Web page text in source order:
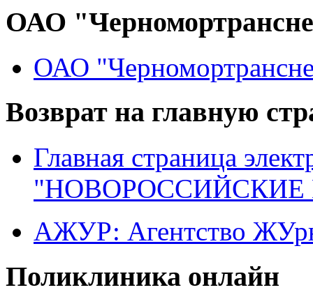
ОАО
ОАО
Возврат на главную
Главная страница
"НОВОРОССИЙСКИЕ
АЖУР: Агентство
Поликлиника онлайн